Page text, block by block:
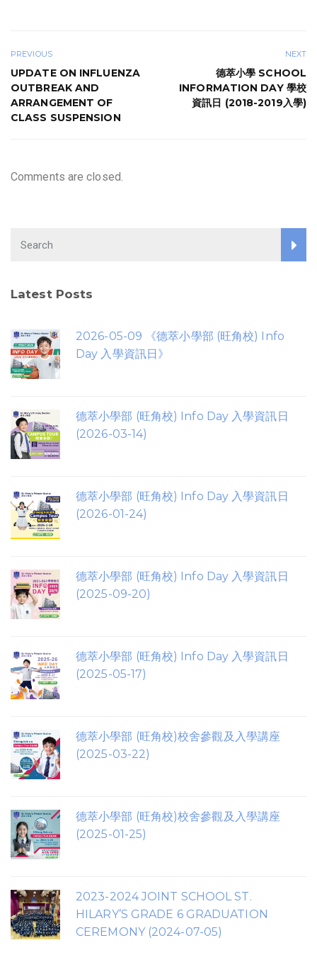
PREVIOUS
UPDATE ON INFLUENZA
OUTBREAK AND
ARRANGEMENT OF
CLASS SUSPENSION
NEXT
德萃小學 SCHOOL
INFORMATION DAY 學校
資訊日 (2018-2019入學)
Comments are closed.
Latest Posts
2026-05-09 《德萃小學部 (旺角校) Info
Day 入學資訊日》
德萃小學部 (旺角校) Info Day 入學資訊日
(2026-03-14)
德萃小學部 (旺角校) Info Day 入學資訊日
(2026-01-24)
德萃小學部 (旺角校) Info Day 入學資訊日
(2025-09-20)
德萃小學部 (旺角校) Info Day 入學資訊日
(2025-05-17)
德萃小學部 (旺角校)校舍參觀及入學講座
(2025-03-22)
德萃小學部 (旺角校)校舍參觀及入學講座
(2025-01-25)
2023-2024 JOINT SCHOOL ST.
HILARY’S GRADE 6 GRADUATION
CEREMONY (2024-07-05)